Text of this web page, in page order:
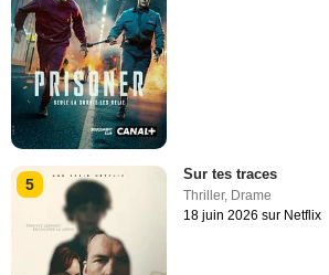
5
Sur tes traces
Thriller, Drame
18 juin 2026 sur Netflix